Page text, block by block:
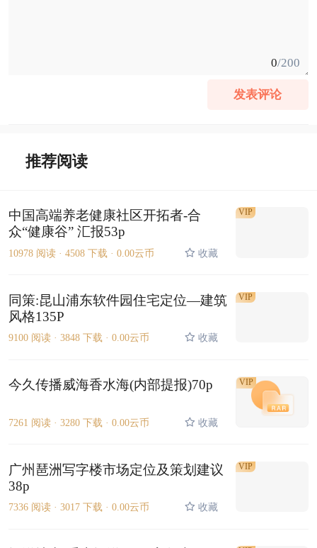
0/200
发表评论
推荐阅读
中国高端养老健康社区开拓者-合
众“健康谷” 汇报53p
10978 阅读 · 4508 下载 · 0.00云币 收藏
VIP
同策:昆山浦东软件园住宅定位—建筑
风格135P
9100 阅读 · 3848 下载 · 0.00云币 收藏
VIP
今久传播威海香水海(内部提报)70p
7261 阅读 · 3280 下载 · 0.00云币 收藏
VIP
广州琶洲写字楼市场定位及策划建议
38p
7336 阅读 · 3017 下载 · 0.00云币 收藏
VIP